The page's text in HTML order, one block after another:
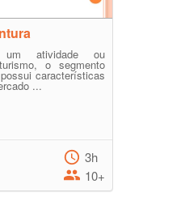
um atividade ou
o segmento
características
...
3h
10+